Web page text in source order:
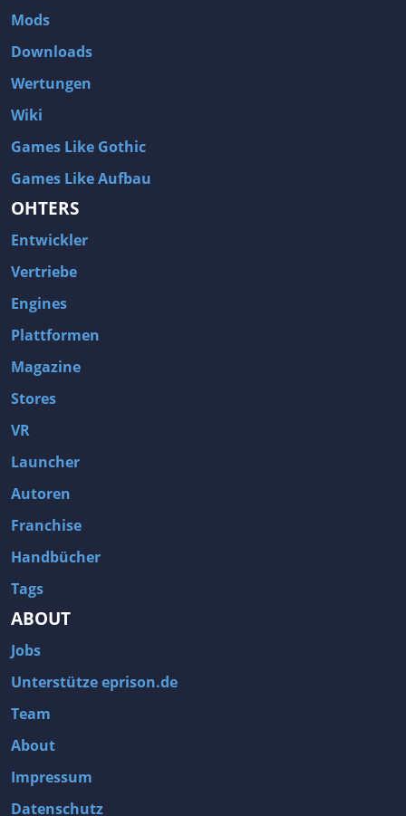
Mods
Downloads
Wertungen
Wiki
Games Like Gothic
Games Like Aufbau
OHTERS
Entwickler
Vertriebe
Engines
Plattformen
Magazine
Stores
VR
Launcher
Autoren
Franchise
Handbücher
Tags
ABOUT
Jobs
Unterstütze eprison.de
Team
About
Impressum
Datenschutz